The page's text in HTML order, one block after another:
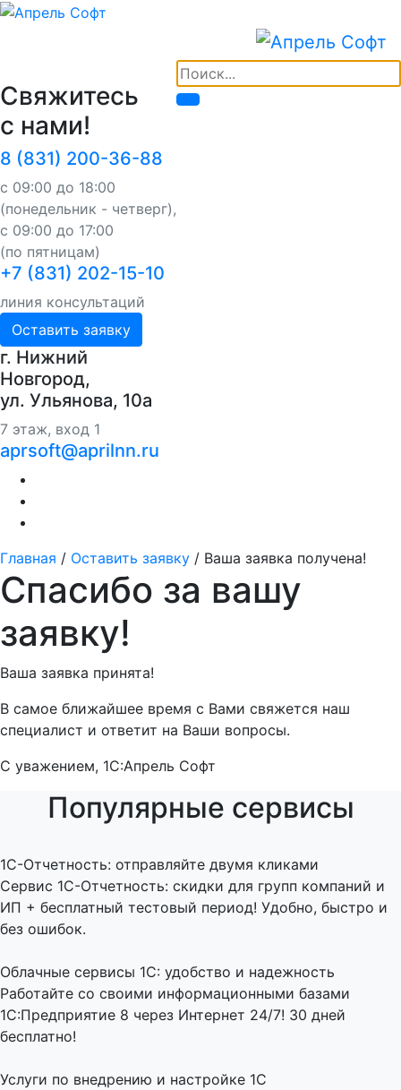
Свяжитесь
с нами!
8 (831) 200-36-88
с 09:00 до 18:00
(понедельник - четверг),
с 09:00 до 17:00
(по пятницам)
+7 (831) 202-15-10
линия консультаций
Оставить заявку
г. Нижний
Новгород,
ул. Ульянова, 10a
7 этаж, вход 1
aprsoft@aprilnn.ru
Главная / Оставить заявку / Ваша заявка получена!
Спасибо за вашу
заявку!
Ваша заявка принята!
В самое ближайшее время с Вами свяжется наш
специалист и ответит на Ваши вопросы.
С уважением, 1С:Апрель Софт
Популярные сервисы
1C-Отчетность: отправляйте двумя кликами
Сервис 1С-Отчетность: скидки для групп компаний и
ИП + бесплатный тестовый период! Удобно, быстро и
без ошибок.
Облачные сервисы 1С: удобство и надежность
Работайте со своими информационными базами
1С:Предприятие 8 через Интернет 24/7! 30 дней
бесплатно!
Услуги по внедрению и настройке 1С